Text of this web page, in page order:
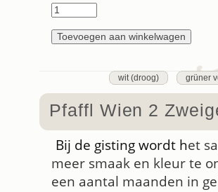
wit (droog) grüner
Pfaffl Wien 2
Bij de gisting wordt het
meer smaak en kleur te
een aantal maanden in